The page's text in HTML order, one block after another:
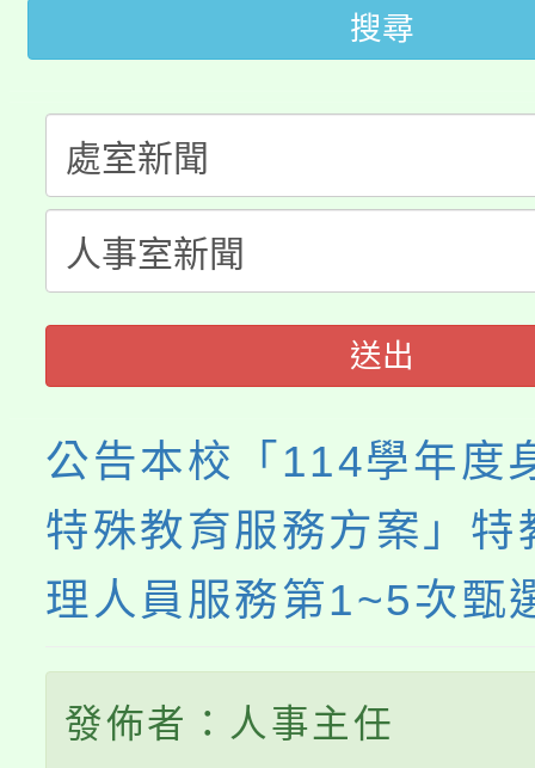
桃園市115學年度學生
代理(課)教師甄選結果(
公告本校115學年度第
代理(課)教師甄選結果(
轉知中國文化大學推廣
《TA101》溝通分析基
程，歡迎學生輔導中心
系所師生報名參加。
搜尋
送出
公告本校「114學年度
特殊教育服務方案」特
理人員服務第1~5次甄
發佈者：人事主任